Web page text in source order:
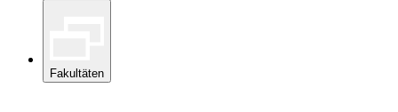
Fakultäten